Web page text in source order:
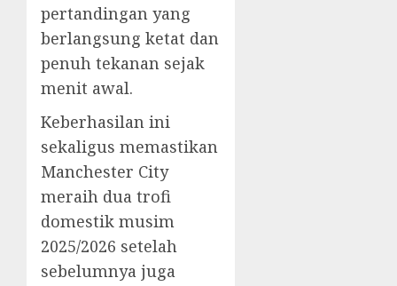
pertandingan yang
berlangsung ketat dan
penuh tekanan sejak
menit awal.
Keberhasilan ini
sekaligus memastikan
Manchester City
meraih dua trofi
domestik musim
2025/2026 setelah
sebelumnya juga